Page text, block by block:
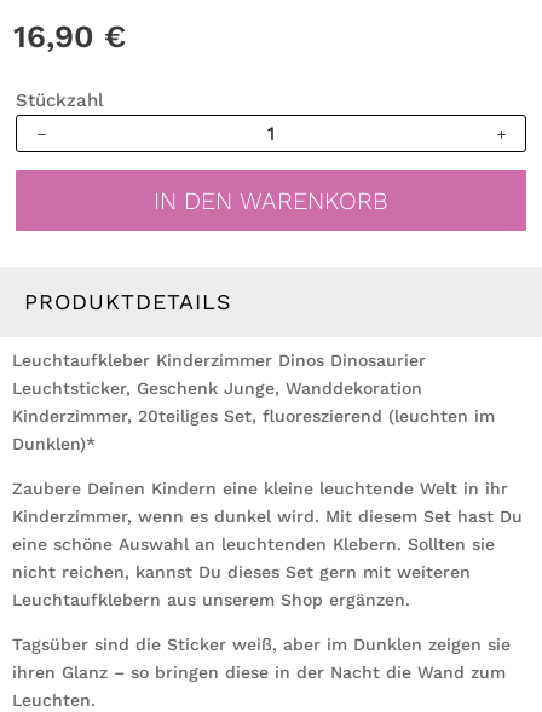
16,90 €
Stückzahl
Dinosaurier
Wanddekoration
Menge
IN DEN WARENKORB
PRODUKTDETAILS
Leuchtaufkleber Kinderzimmer Dinos Dinosaurier
Leuchtsticker, Geschenk Junge, Wanddekoration
Kinderzimmer, 20teiliges Set, fluoreszierend (leuchten im
Dunklen)*
Zaubere Deinen Kindern eine kleine leuchtende Welt in ihr
Kinderzimmer, wenn es dunkel wird. Mit diesem Set hast Du
eine schöne Auswahl an leuchtenden Klebern. Sollten sie
nicht reichen, kannst Du dieses Set gern mit weiteren
Leuchtaufklebern aus unserem Shop ergänzen.
Tagsüber sind die Sticker weiß, aber im Dunklen zeigen sie
ihren Glanz – so bringen diese in der Nacht die Wand zum
Leuchten.